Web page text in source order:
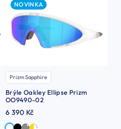
NOVINKA
Prizm Sapphire
Brýle Oakley Ellipse Prizm
OO9490-02
6 390 Kč